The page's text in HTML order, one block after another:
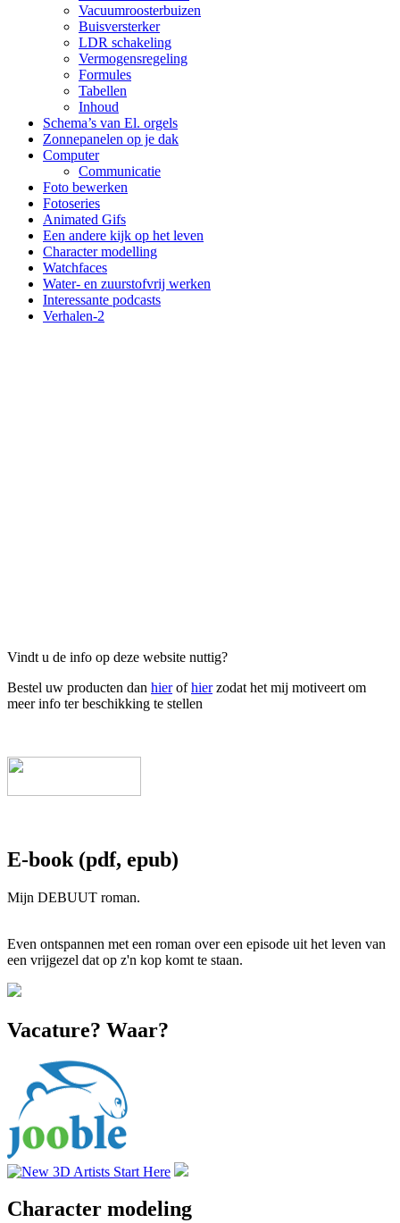
Vacuumroosterbuizen
Buisversterker
LDR schakeling
Vermogensregeling
Formules
Tabellen
Inhoud
Schema’s van El. orgels
Zonnepanelen op je dak
Computer
Communicatie
Foto bewerken
Fotoseries
Animated Gifs
Een andere kijk op het leven
Character modelling
Watchfaces
Water- en zuurstofvrij werken
Interessante podcasts
Verhalen-2
Vindt u de info op deze website nuttig?
Bestel uw producten dan hierofhierzodat het mij motiveert om
meer info ter beschikking te stellen
E-book (pdf, epub)
Mijn DEBUUT roman.
Even ontspannen met een roman over een episode uit het leven van
een vrijgezel dat op z'n kop komt te staan.
Vacature? Waar?
Character modeling